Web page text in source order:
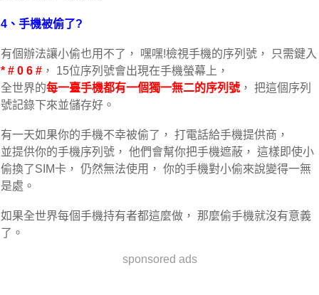
4、手機被偷了?
有個辦法讓小偷也用不了， 嘿嘿!檢視手機的序列號，
只需鍵入
* # 0 6 # ， 15位序列號會出現在手機螢幕上，
全世界的每一臺手機都有一個獨一無二的序列號， 把這個序列
號記錄下來並儲存好 。
有一天如果你的手機不幸被偷了， 打電話給手機提供商，
並提供你的手機序列號， 他們會幫你把手機遮蔽， 這樣即使小
偷換了SIM卡， 仍然無法使用， 你的手機對小偷來說變得一無
是處。
如果全世界每個手機持有者都這麼做， 那麼偷手機就沒有意義
了。
sponsored ads